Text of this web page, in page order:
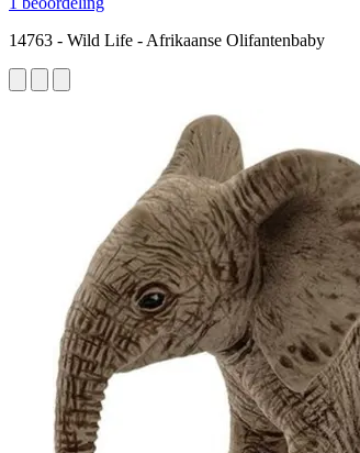
14763 - Wild Life - Afrikaanse Olifantenbaby